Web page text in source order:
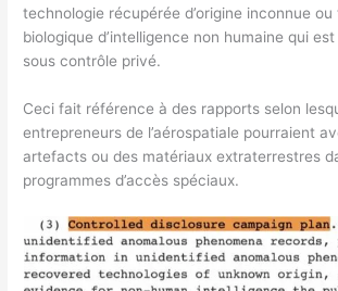
technologie récupérée d’origine inconnue
biologique d’intelligence non humaine qui
sous contrôle privé.
Ceci fait référence à des rapports selon
entrepreneurs de l’aérospatiale pourraient
artefacts ou des matériaux extraterrestres
programmes d’accès spéciaux.